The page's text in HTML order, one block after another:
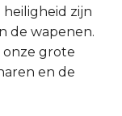
zijn
de wapenen.
onze grote
en de